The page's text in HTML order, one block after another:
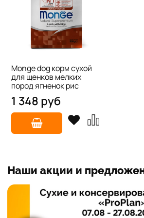
Monge dog корм сухой
для щенков мелких
пород ягненок рис
1 348 руб
Наши акции и